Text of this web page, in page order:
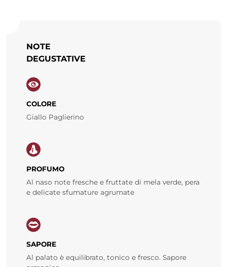
NOTE
DEGUSTATIVE
COLORE
Giallo Paglierino
PROFUMO
Al naso note fresche e fruttate di mela verde, pera
e delicate sfumature agrumate
SAPORE
Al palato è equilibrato, tonico e fresco. Sapore